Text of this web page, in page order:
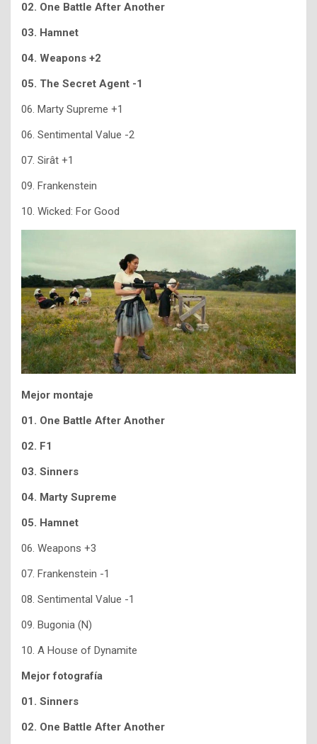
02. One Battle After Another
03. Hamnet
04. Weapons +2
05. The Secret Agent -1
06. Marty Supreme +1
06. Sentimental Value -2
07. Sirât +1
09. Frankenstein
10. Wicked: For Good
Mejor montaje
01. One Battle After Another
02. F1
03. Sinners
04. Marty Supreme
05. Hamnet
06. Weapons +3
07. Frankenstein -1
08. Sentimental Value -1
09. Bugonia (N)
10. A House of Dynamite
Mejor fotografía
01. Sinners
02. One Battle After Another